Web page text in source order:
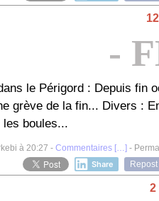
-
le Périgord : Depuis fin
grève de la fin... Divers :
les boules...
à 20:27 - Commentaires […] -
Share
Repost
2